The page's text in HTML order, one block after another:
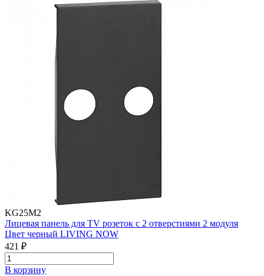
KG25M2
Лицевая панель для TV розеток с 2 отверстиями 2 модуля
Цвет черный LIVING NOW
421 ₽
В корзинy